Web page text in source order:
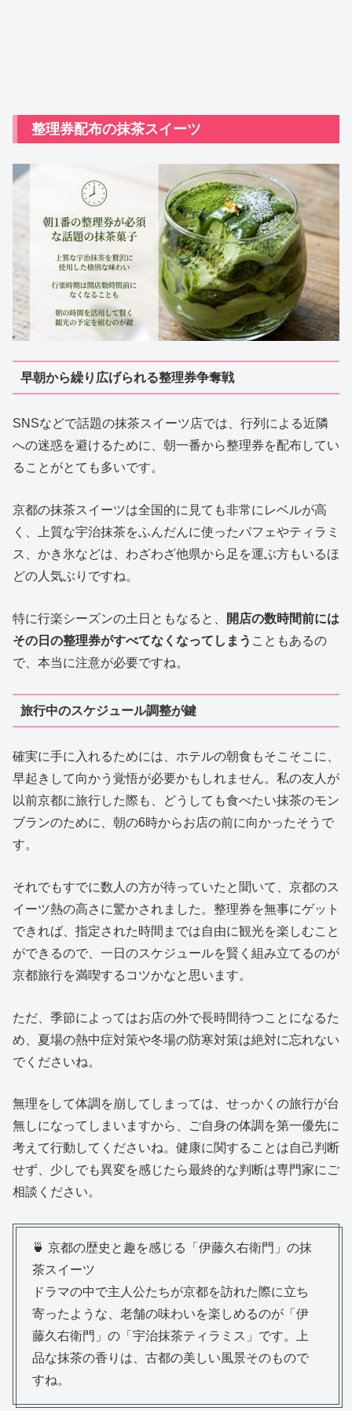
整理券配布の抹茶スイーツ
早朝から繰り広げられる整理券争奪戦
SNSなどで話題の抹茶スイーツ店では、行列による近隣
への迷惑を避けるために、朝一番から整理券を配布してい
ることがとても多いです。
京都の抹茶スイーツは全国的に見ても非常にレベルが高
く、上質な宇治抹茶をふんだんに使ったパフェやティラミ
ス、かき氷などは、わざわざ他県から足を運ぶ方もいるほ
どの人気ぶりですね。
特に行楽シーズンの土日ともなると、
開店の数時間前には
その日の整理券がすべてなくなってしまう こともあるの
で、本当に注意が必要ですね。
旅行中のスケジュール調整が鍵
確実に手に入れるためには、ホテルの朝食もそこそこに、
早起きして向かう覚悟が必要かもしれません。私の友人が
以前京都に旅行した際も、どうしても食べたい抹茶のモン
ブランのために、朝の6時からお店の前に向かったそうで
す。
それでもすでに数人の方が待っていたと聞いて、京都のス
イーツ熱の高さに驚かされました。整理券を無事にゲット
できれば、指定された時間までは自由に観光を楽しむこと
ができるので、一日のスケジュールを賢く組み立てるのが
京都旅行を満喫するコツかなと思います。
ただ、季節によってはお店の外で長時間待つことになるた
め、夏場の熱中症対策や冬場の防寒対策は絶対に忘れない
でくださいね。
無理をして体調を崩してしまっては、せっかくの旅行が台
無しになってしまいますから、ご自身の体調を第一優先に
考えて行動してくださいね。健康に関することは自己判断
せず、少しでも異変を感じたら最終的な判断は専門家にご
相談ください。
🍵 京都の歴史と趣を感じる「伊藤久右衛門」の抹
茶スイーツ
ドラマの中で主人公たちが京都を訪れた際に立ち
寄ったような、老舗の味わいを楽しめるのが「伊
藤久右衛門」の「宇治抹茶ティラミス」です。上
品な抹茶の香りは、古都の美しい風景そのもので
すね。